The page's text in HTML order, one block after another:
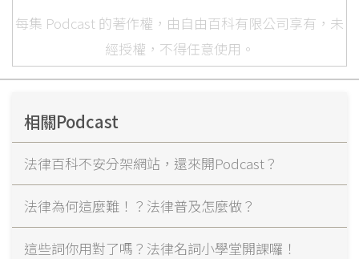
每集 Podcast 的著作權，由自由百科有限公司享有，未
經授權，不得任意使用。
相關Podcast
法律百科不安分架網站，還來開Podcast？
法律為何這麼難！？法律普及怎麼做？
這些詞你用對了嗎？法律名詞小學堂開課囉！